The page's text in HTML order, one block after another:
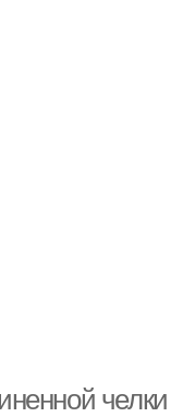
челки